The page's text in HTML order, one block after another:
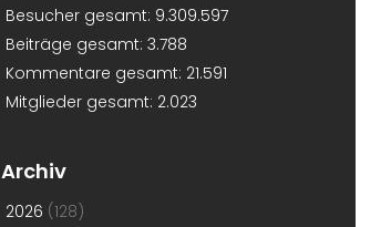
Besucher gesamt: 9.309.597
Beiträge gesamt: 3.788
Kommentare gesamt: 21.591
Mitglieder gesamt: 2.023
Archiv
2026 (128)